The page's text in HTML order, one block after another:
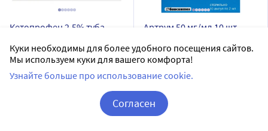
Кетопрофен 2,5% туба
гель 30 гр
ОЗОН ООО
гель для наружного применения
Артрум 50 мг/мл 10 шт.
ампулы раствор для
внутривенного и
внутримышечного
Биосинтез ПАО
раствор для внутривенного и внутримышечного введения
Дозировка 50 мг/мл
10 шт в уп.
Куки необходимы для более удобного посещения сайтов.
Мы используем куки для вашего комфорта!
Узнайте больше про использование cookie.
Согласен